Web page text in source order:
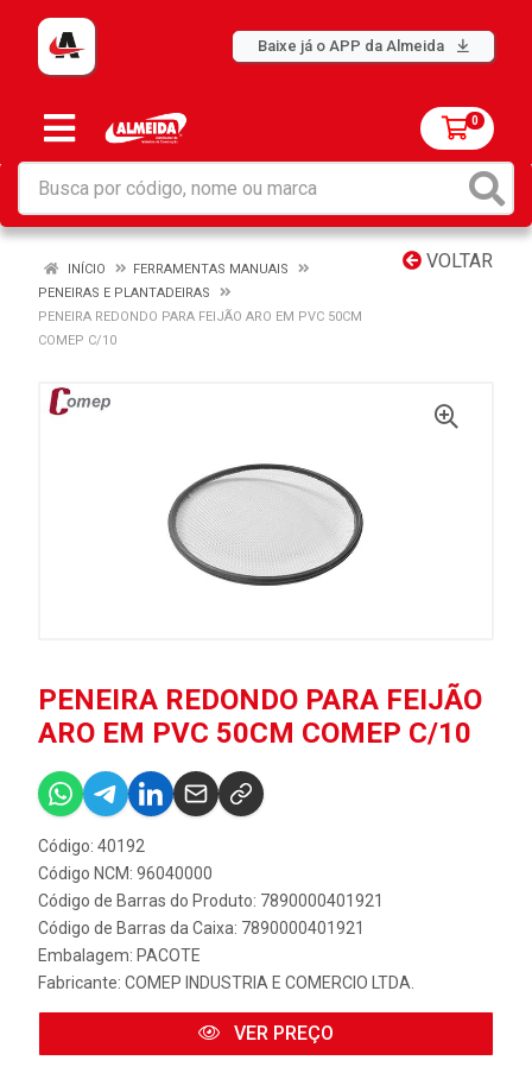
Baixe já o APP da Almeida
0
VOLTAR
INÍCIO
FERRAMENTAS MANUAIS
PENEIRAS E PLANTADEIRAS
PENEIRA REDONDO PARA FEIJÃO ARO EM PVC 50CM
COMEP C/10
PENEIRA REDONDO PARA FEIJÃO
ARO EM PVC 50CM COMEP C/10
Código: 40192
Código NCM: 96040000
Código de Barras do Produto: 7890000401921
Código de Barras da Caixa: 7890000401921
Embalagem: PACOTE
Fabricante: COMEP INDUSTRIA E COMERCIO LTDA.
VER PREÇO